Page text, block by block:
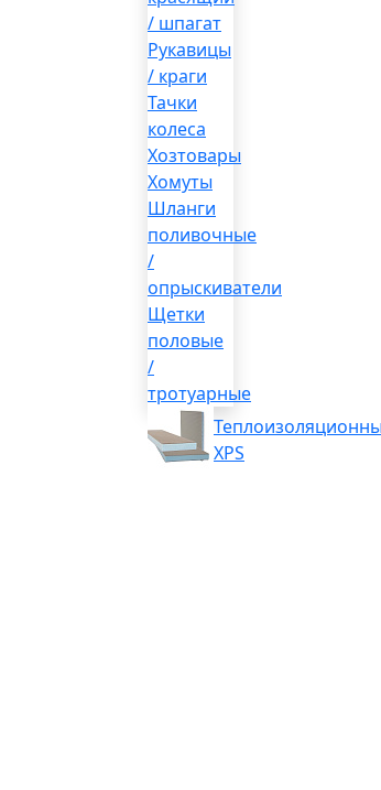
/ шпагат
Рукавицы
/ краги
Тачки
колеса
Хозтовары
Хомуты
Шланги
поливочные
/
опрыскиватели
Щетки
половые
/
тротуарные
XPS